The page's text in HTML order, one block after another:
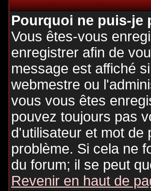
Pourquoi ne puis-je
Vous êtes-vous
enregistrer afin de
message est affiché
webmestre ou
vous vous êtes
pouvez toujours pas
d'utilisateur et mot de
problème. Si cela ne
du forum; il se peut
Revenir en haut de